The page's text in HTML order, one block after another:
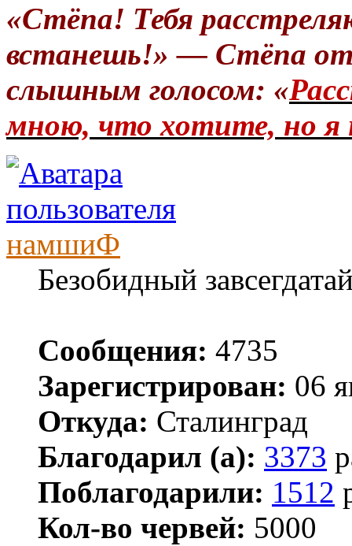
«Стёпа! Тебя
встанешь!» — Стёпа
слышным голосом: «
мною, что хотите, но я
намшиФ
Безобидный
Сообщения: 4735
Зарегистрирован: 06
Откуда: Сталинград
Благодарил (а): 3373
Поблагодарили: 1512
Кол-во червей: 5000